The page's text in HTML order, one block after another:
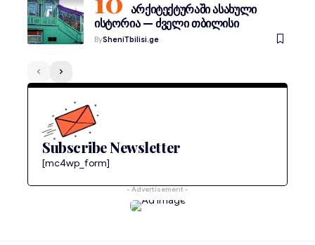
არქიტექტურაში ასახული
ისტორია — ძველი თბილისი
BySheniTbilisi.ge
Subscribe Newsletter
[mc4wp_form]
- Advertisement -